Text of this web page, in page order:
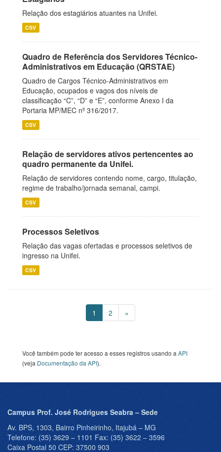
Relação dos estagiários atuantes na Unifei.
CSV
Quadro de Referência dos Servidores Técnico-
Administrativos em Educação (QRSTAE)
Quadro de Cargos Técnico-Administrativos em
Educação, ocupados e vagos dos níveis de
classificação “C”, “D” e “E”, conforme Anexo I da
Portaria MP/MEC nº 316/2017.
CSV
Relação de servidores ativos pertencentes ao
quadro permanente da Unifei.
Relação de servidores contendo nome, cargo, titulação,
regime de trabalho/jornada semanal, campi.
CSV
Processos Seletivos
Relação das vagas ofertadas e processos seletivos de
ingresso na Unifei.
CSV
1 2 »
Você também pode ter acesso a esses registros usando a API
(veja Documentação da API).
Campus Prof. José Rodrigues Seabra – Sede
Av. BPS, 1303, Bairro Pinheirinho, Itajubá – MG
Telefone: (35) 3629 – 1101 Fax: (35) 3622 – 3596
Caixa Postal 50 CEP: 37500 903